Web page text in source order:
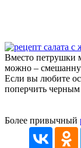
Вместо петрушки
можно –
Если вы любите
поперчить
Более привычный